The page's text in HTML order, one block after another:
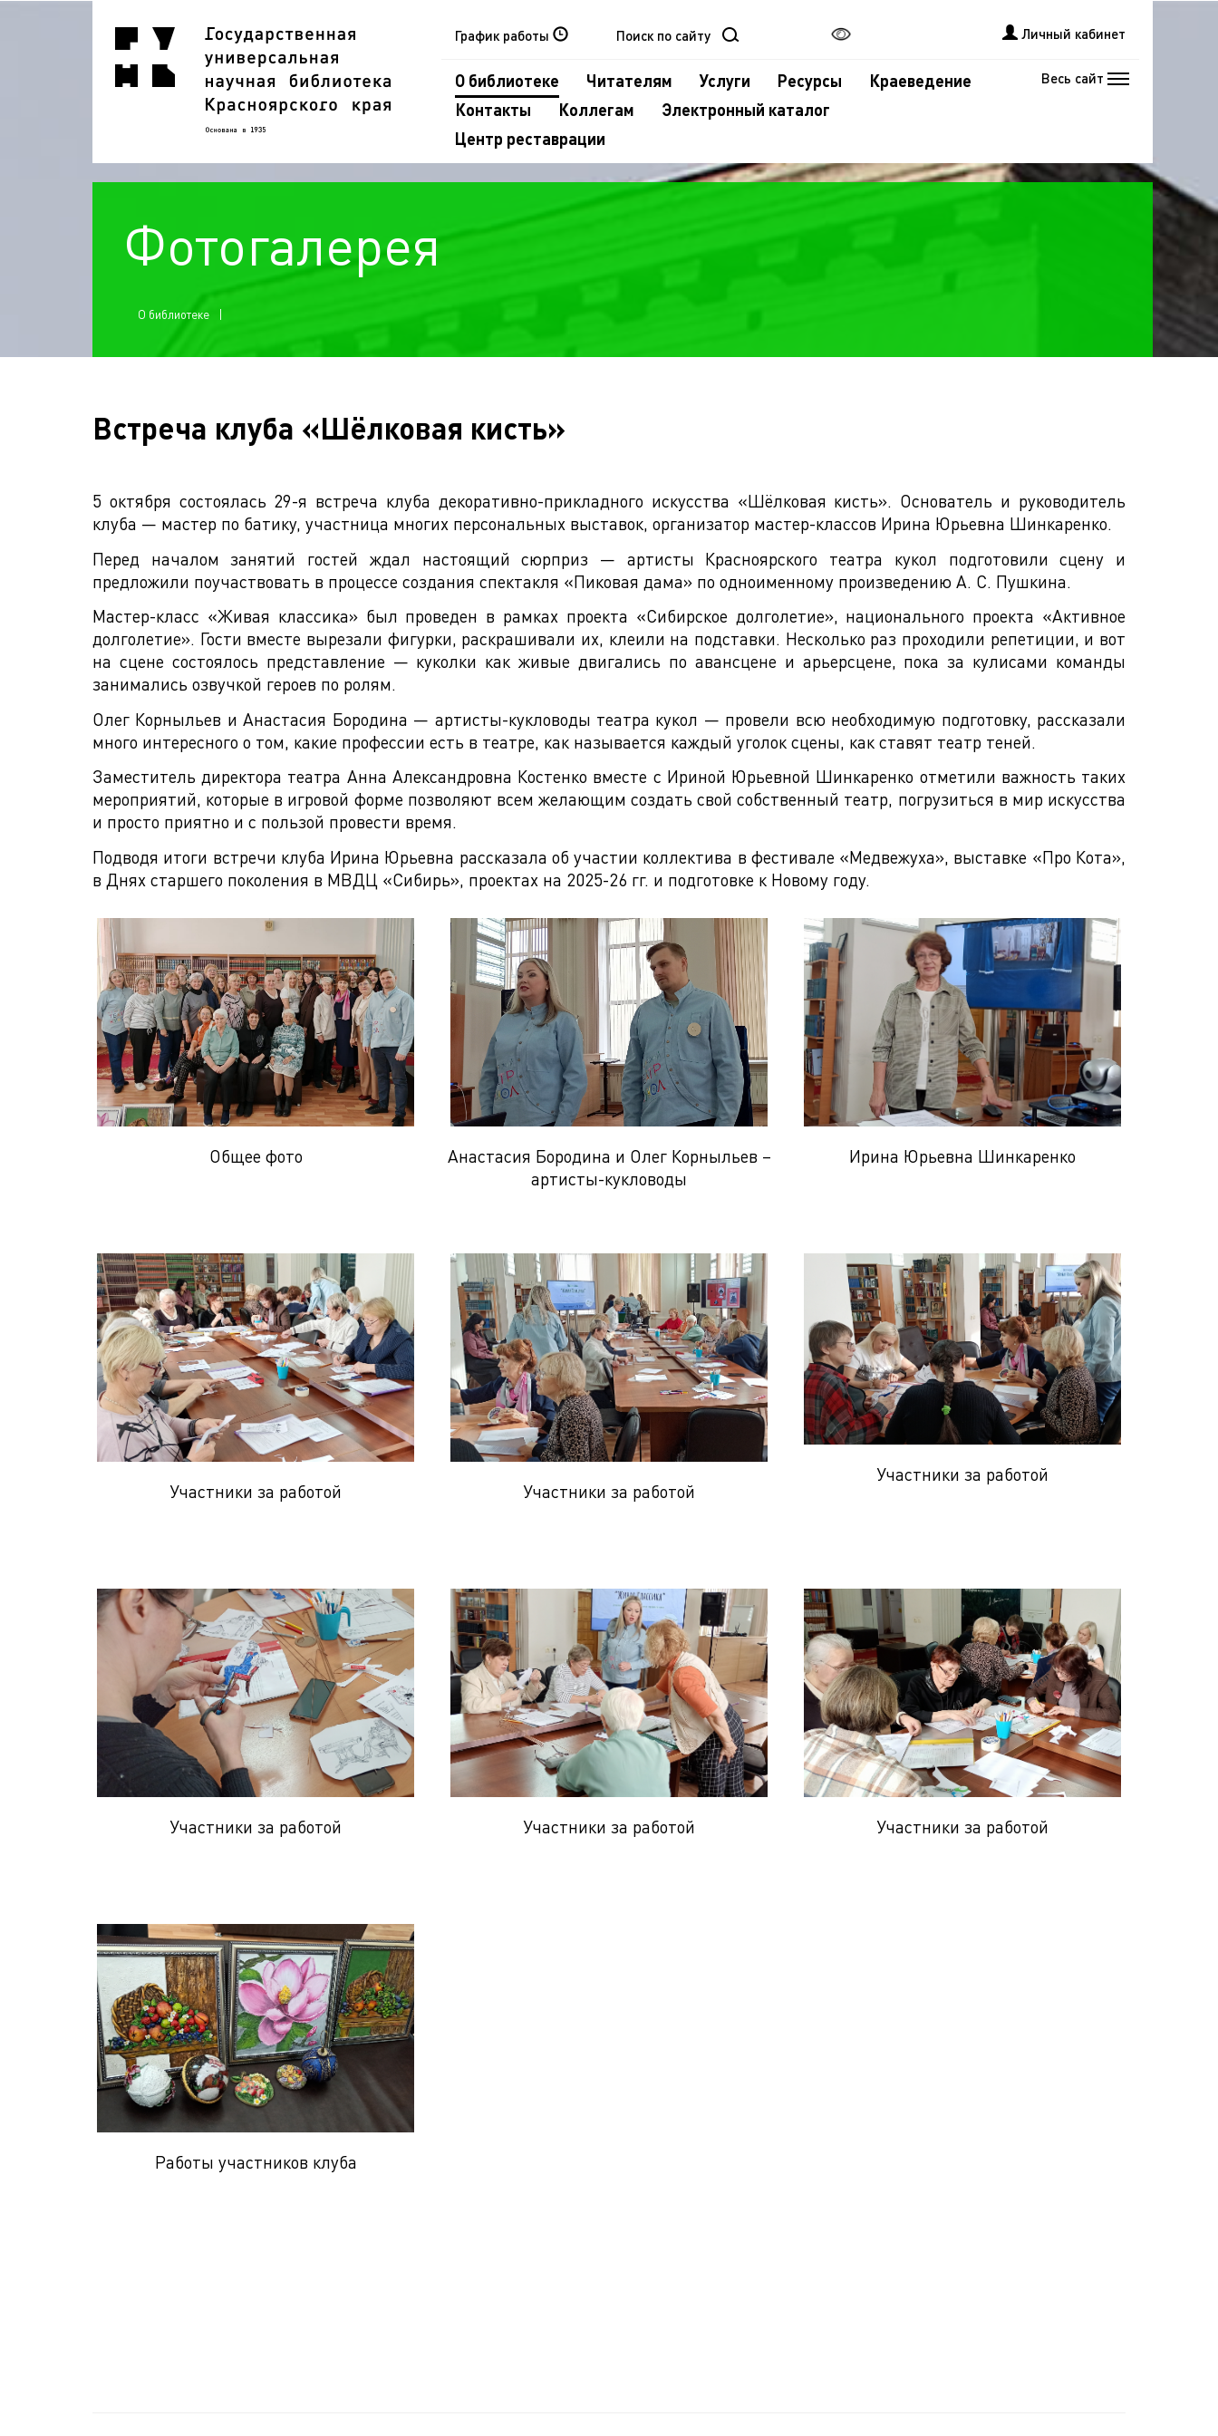
График работы Личный кабинет
О библиотеке Читателям Услуги Ресурсы
Краеведение
Контакты
Коллегам
Электронный каталог
Центр реставрации
Весь сайт
Фотогалерея
О библиотеке
Встреча клуба «Шёлковая кисть»
5 октября состоялась 29-я встреча клуба декоративно-прикладного искусства «Шёлковая кисть». Основатель и руководитель
клуба — мастер по батику, участница многих персональных выставок, организатор мастер-классов Ирина Юрьевна Шинкаренко.
Перед началом занятий гостей ждал настоящий сюрприз — артисты Красноярского театра кукол подготовили сцену и
предложили поучаствовать в процессе создания спектакля «Пиковая дама» по одноименному произведению А. С. Пушкина.
Мастер-класс «Живая классика» был проведен в рамках проекта «Сибирское долголетие», национального проекта «Активное
долголетие». Гости вместе вырезали фигурки, раскрашивали их, клеили на подставки. Несколько раз проходили репетиции, и вот
на сцене состоялось представление — куколки как живые двигались по авансцене и арьерсцене, пока за кулисами команды
занимались озвучкой героев по ролям.
Олег Корныльев и Анастасия Бородина — артисты-кукловоды театра кукол — провели всю необходимую подготовку, рассказали
много интересного о том, какие профессии есть в театре, как называется каждый уголок сцены, как ставят театр теней.
Заместитель директора театра Анна Александровна Костенко вместе с Ириной Юрьевной Шинкаренко отметили важность таких
мероприятий, которые в игровой форме позволяют всем желающим создать свой собственный театр, погрузиться в мир искусства
и просто приятно и с пользой провести время.
Подводя итоги встречи клуба Ирина Юрьевна рассказала об участии коллектива в фестивале «Медвежуха», выставке «Про Кота»,
в Днях старшего поколения в МВДЦ «Сибирь», проектах на 2025-26 гг. и подготовке к Новому году.
Общее фото
Анастасия Бородина и Олег Корныльев –
артисты-кукловоды
Ирина Юрьевна Шинкаренко
Участники за работой Участники за работой
Участники за работой
Участники за работой Участники за работой Участники за работой
Работы участников клуба